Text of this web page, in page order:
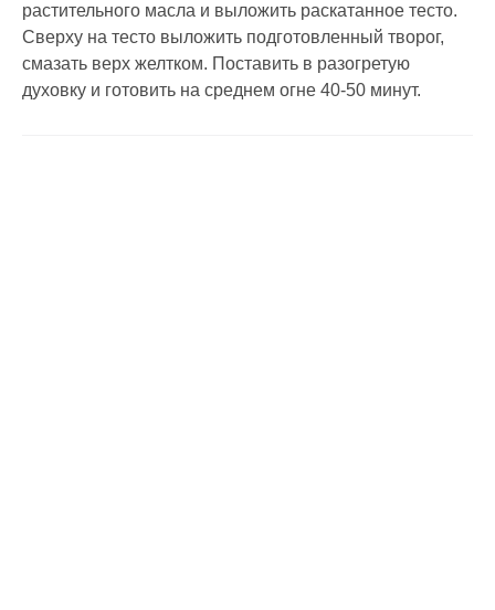
растительного масла и выложить раскатанное тесто.
Сверху на тесто выложить подготовленный творог,
смазать верх желтком. Поставить в разогретую
духовку и готовить на среднем огне 40-50 минут.